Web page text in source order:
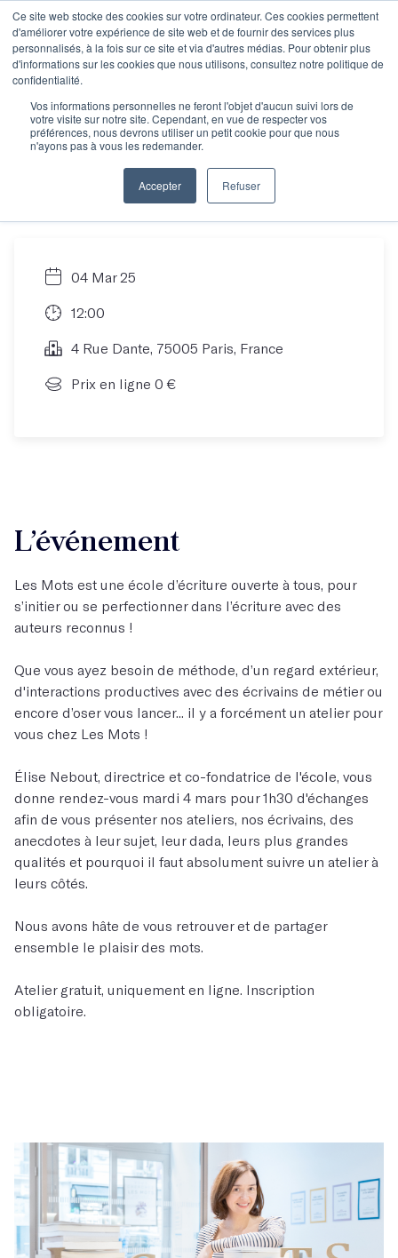
Ce site web stocke des cookies sur votre ordinateur. Ces cookies permettent
d'améliorer votre expérience de site web et de fournir des services plus
personnalisés, à la fois sur ce site et via d'autres médias. Pour obtenir plus
d'informations sur les cookies que nous utilisons, consultez notre politique de
confidentialité.
Vos informations personnelles ne feront l'objet d'aucun suivi lors de
votre visite sur notre site. Cependant, en vue de respecter vos
préférences, nous devrons utiliser un petit cookie pour que nous
n'ayons pas à vous les redemander.
Accepter Refuser
Rencontre
informative : trouver
son atelier idéal
04 Mar 25
12:00
4 Rue Dante, 75005 Paris, France
Prix en ligne 0 €
L’événement
Les Mots est une école d’écriture ouverte à tous, pour
s’initier ou se perfectionner dans l’écriture avec des
auteurs reconnus !
Que vous ayez besoin de méthode, d’un regard extérieur,
d'interactions productives avec des écrivains de métier ou
encore d’oser vous lancer... il y a forcément un atelier pour
vous chez Les Mots !
Élise Nebout, directrice et co-fondatrice de l'école, vous
donne rendez-vous mardi 4 mars pour 1h30 d'échanges
afin de vous présenter nos ateliers, nos écrivains, des
anecdotes à leur sujet, leur dada, leurs plus grandes
qualités et pourquoi il faut absolument suivre un atelier à
leurs côtés.
Nous avons hâte de vous retrouver et de partager
ensemble le plaisir des mots.
Atelier gratuit, uniquement en ligne. Inscription
obligatoire.